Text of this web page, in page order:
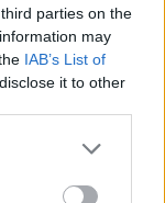
parties on the
may
IAB’s List of
it to other
more Google
may click to
για